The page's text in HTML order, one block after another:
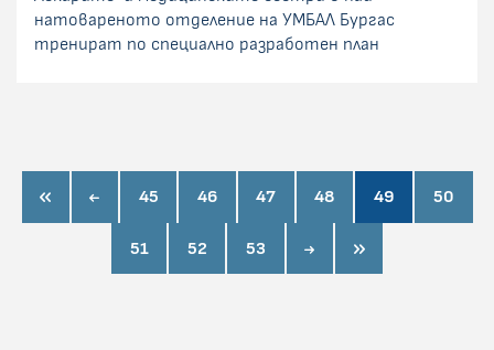
натовареното отделение на УМБАЛ Бургас
тренират по специално разработен план
first pageprev page
45 46 47 48 49 50
51 52 53 next pagelast page